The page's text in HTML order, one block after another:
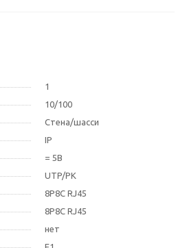
1
10/100
Стена/шасси
IP
= 5В
UTP/РК
8P8C RJ45
8P8C RJ45
нет